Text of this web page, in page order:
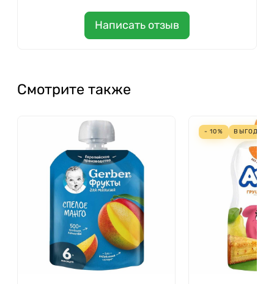
Написать отзыв
Смотрите также
- 10% ВЫГОДА